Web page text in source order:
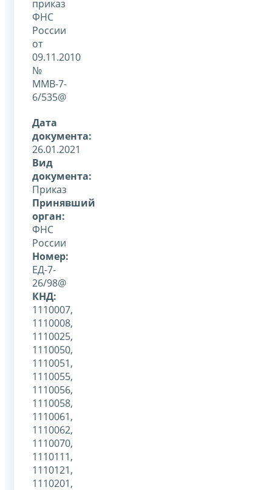
приказ
ФНС
России
от
09.11.2010
№
ММВ-7-
6/535@
Дата
документа:
26.01.2021
Вид
документа:
Приказ
Принявший
орган:
ФНС
России
Номер:
ЕД-7-
26/98@
КНД:
1110007,
1110008,
1110025,
1110050,
1110051,
1110055,
1110056,
1110058,
1110061,
1110062,
1110070,
1110111,
1110121,
1110201,